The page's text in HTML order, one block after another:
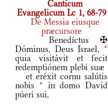
Canticum
Evangelicum Lc 1, 68-79
De Messia eiusque
præcursore
Benedíctus ✠
Dóminus, Deus Israel, *
quia visitávit et fecit
redemptiónem plebi suæ
et eréxit cornu salútis
nobis * in domo David
púeri sui,